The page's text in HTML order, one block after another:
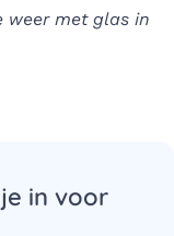
weer met glas in
in voor